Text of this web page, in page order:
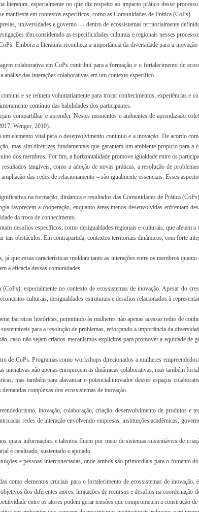
especialmente no que diz respeito ao impacto prático desse
manifesta em contextos específicos, como as Comunidades de Prática (CoPs).
universidades e governo — dentro de ecossistemas territorialmente
têm considerado as especificidades culturais e regionais nesses
Embora a literatura reconheça a importância da diversidade para a
colaborativa em CoPs contribui para a formação e o fortalecimento de
das interações colaborativas em um contexto específico.
e se reúnem voluntariamente para trocar conhecimentos, experiências e
contínuo das habilidades dos participantes.
compartilhar e aprender. Nestes momentos e ambientes de aprendizado
Wenger, 2010).
elemento vital para o desenvolvimento contínuo e a inovação. De acordo
mas sim diretrizes fundamentais que garantem um ambiente propício para
dos membros. Por fim, a horizontalidade promove igualdade entre os
tangíveis, como a adoção de novas práticas, a resolução de
das redes de relacionamento – são igualmente essenciais. Esses
na formação, dinâmica e resultados das Comunidades de Prática
favorecem a cooperação, enquanto áreas menos desenvolvidas enfrentam
da troca de conhecimento.
desafios específicos, como desigualdades regionais e culturais, que afetam
tais obstáculos. Em contrapartida, contextos territoriais dinâmicos, com forte
que essas características moldam tanto as interações entre os membros
a eficácia dessas comunidades.
especialmente no contexto de ecossistemas de inovação. Apesar do
culturais, desigualdades estruturais e desafios relacionados à
barreiras históricas, permitindo às mulheres não apenas acessar redes de
para a resolução de problemas, reforçando a importância da
caso não sejam criados mecanismos explícitos para promover a equidade de
CoPs. Programas como workshops direcionados a mulheres
não apenas enriquecem as dinâmicas colaborativas, mas também
mas também para alavancar o potencial inovador desses espaços
complexas dos ecossistemas de inovação.
inovação, colaboração, criação, desenvolvimento de produtos e
redes de interação envolvendo empresas, instituições acadêmicas,
quais informações e talentos fluem por meio de sistemas sustentáveis de
é catalisado, sustentado e apoiado.
e pessoas interconectadas, onde ambos são primordiais para o fomento
como elementos cruciais para o fortalecimento de ecossistemas de
dos diferentes atores, limitações de recursos e desafios na
entre os atores podem gerar tensões que comprometem a construção